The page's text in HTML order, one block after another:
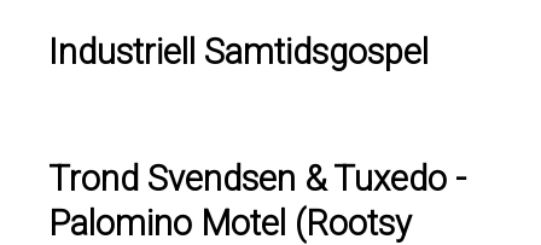
Industriell Samtidsgospel
Trond Svendsen & Tuxedo -
Palomino Motel (Rootsy